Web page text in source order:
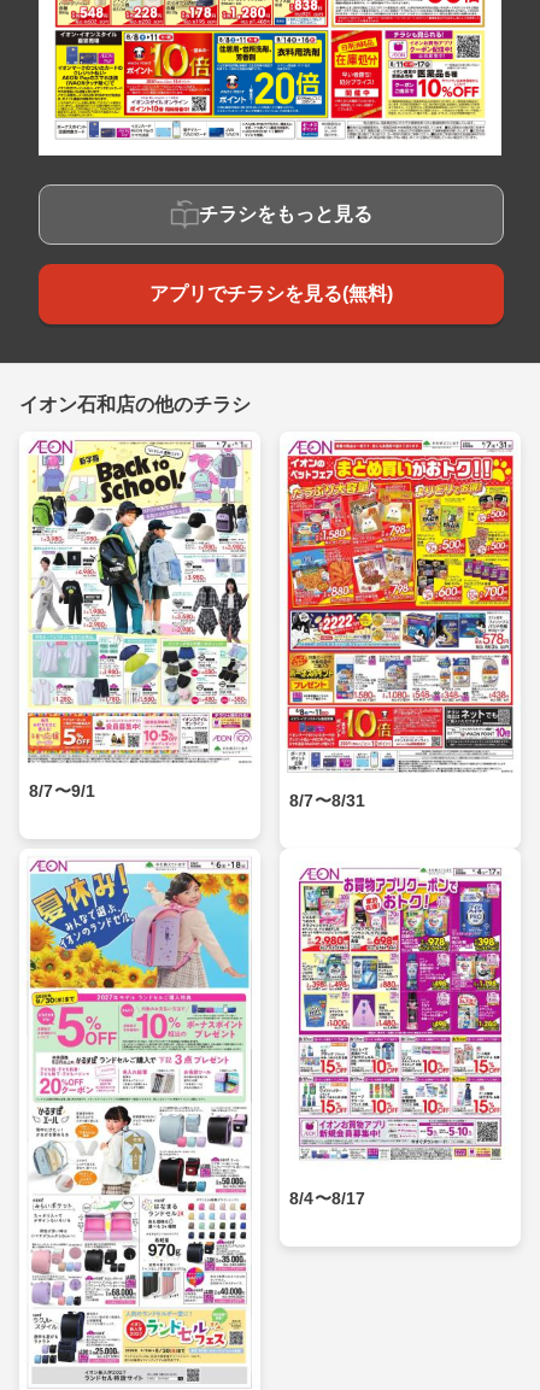
チラシをもっと見る
アプリでチラシを見る(無料)
イオン石和店の他のチラシ
8/7〜9/1
8/7〜8/31
8/4〜8/17